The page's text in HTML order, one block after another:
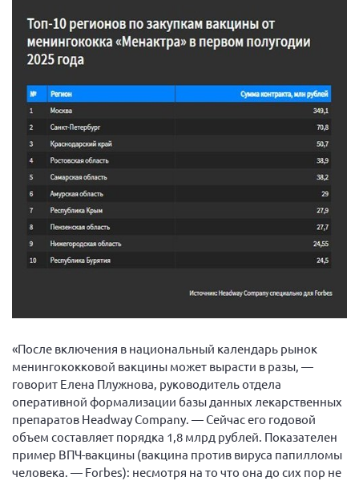
«После включения в национальный календарь рынок
менингококковой вакцины может вырасти в разы, —
говорит Елена Плужнова, руководитель отдела
оперативной формализации базы данных лекарственных
препаратов Headway Company. — Сейчас его годовой
объем составляет порядка 1,8 млрд рублей. Показателен
пример ВПЧ-вакцины (вакцина против вируса папилломы
человека. — Forbes): несмотря на то что она до сих пор не